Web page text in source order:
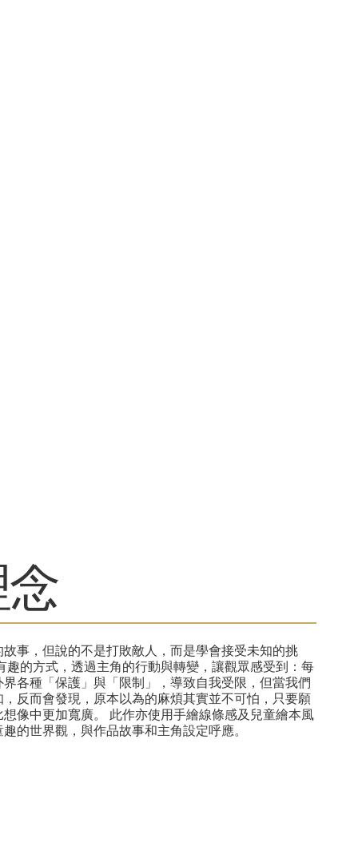
事，但說的不是打敗敵人，而是學會接受未知的挑
趣的方式，透過主角的行動與轉變，讓觀眾感受到：每
各種「保護」與「限制」，導致自我受限，但當我們
反而會發現，原本以為的麻煩其實並不可怕，只要願
像中更加寬廣。 此作亦使用手繪線條感及兒童繪本風
的世界觀，與作品故事和主角設定呼應。